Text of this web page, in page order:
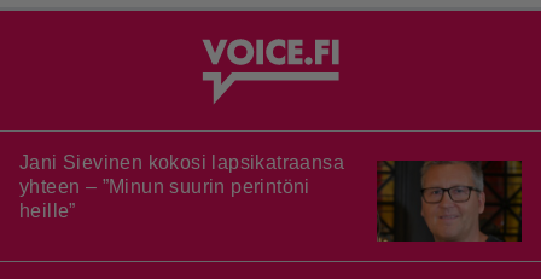
Jani Sievinen kokosi lapsikatraansa
yhteen – ”Minun suurin perintöni
heille”